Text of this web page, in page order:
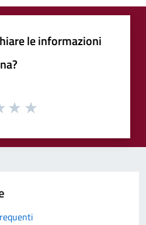
le informazioni